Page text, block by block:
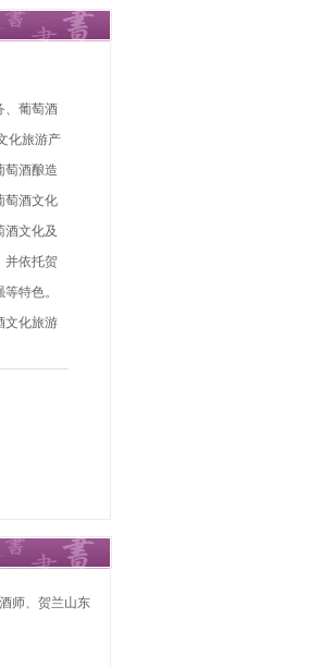
、葡萄酒
化旅游产
萄酒酿造
萄酒文化
酒文化及
并依托贺
特色。
文化旅游
师、贺兰山东